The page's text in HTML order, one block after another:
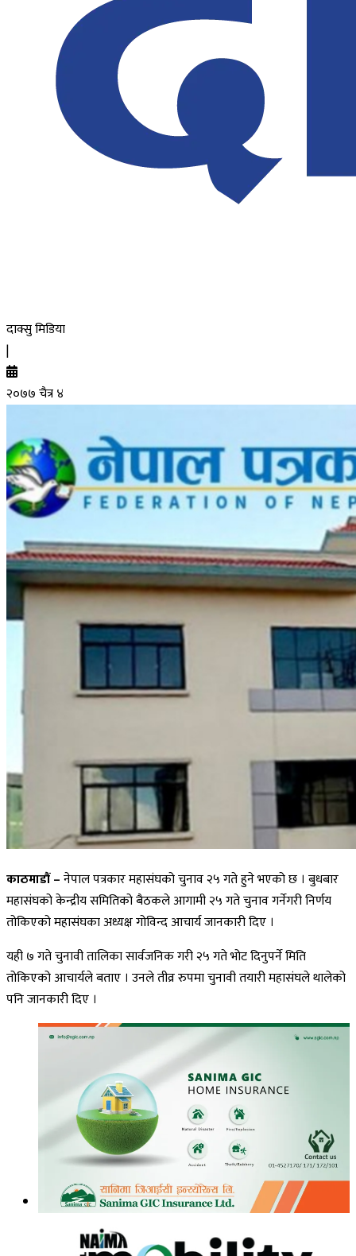
दाक्सु मिडिया
|
२०७७ चैत्र ४
काठमाडौं –नेपाल पत्रकार महासंघको चुनाव २५ गते हुने भएको छ । बुधबार
महासंघको केन्द्रीय समितिको बैठकले आगामी २५ गते चुनाव गर्नेगरी निर्णय
तोकिएको महासंघका अध्यक्ष गोविन्द आचार्य जानकारी दिए ।
यही ७ गते चुनावी तालिका सार्वजनिक गरी २५ गते भोट दिनुपर्ने मिति
तोकिएको आचार्यले बताए । उनले तीव्र रुपमा चुनावी तयारी महासंघले थालेको
पनि जानकारी दिए ।